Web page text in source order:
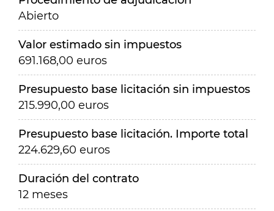
Abierto
Valor estimado sin impuestos
691.168,00 euros
Presupuesto base licitación sin impuestos
215.990,00 euros
Presupuesto base licitación. Importe total
224.629,60 euros
Duración del contrato
12 meses